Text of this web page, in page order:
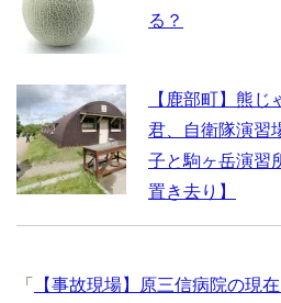
る？
【鹿部町】熊
君、自衛隊演習
子と駒ヶ岳演習
置き去り】
「
【事故現場】原三信病院の現